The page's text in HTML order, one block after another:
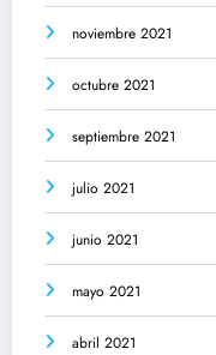
noviembre 2021
octubre 2021
septiembre 2021
julio 2021
junio 2021
mayo 2021
abril 2021